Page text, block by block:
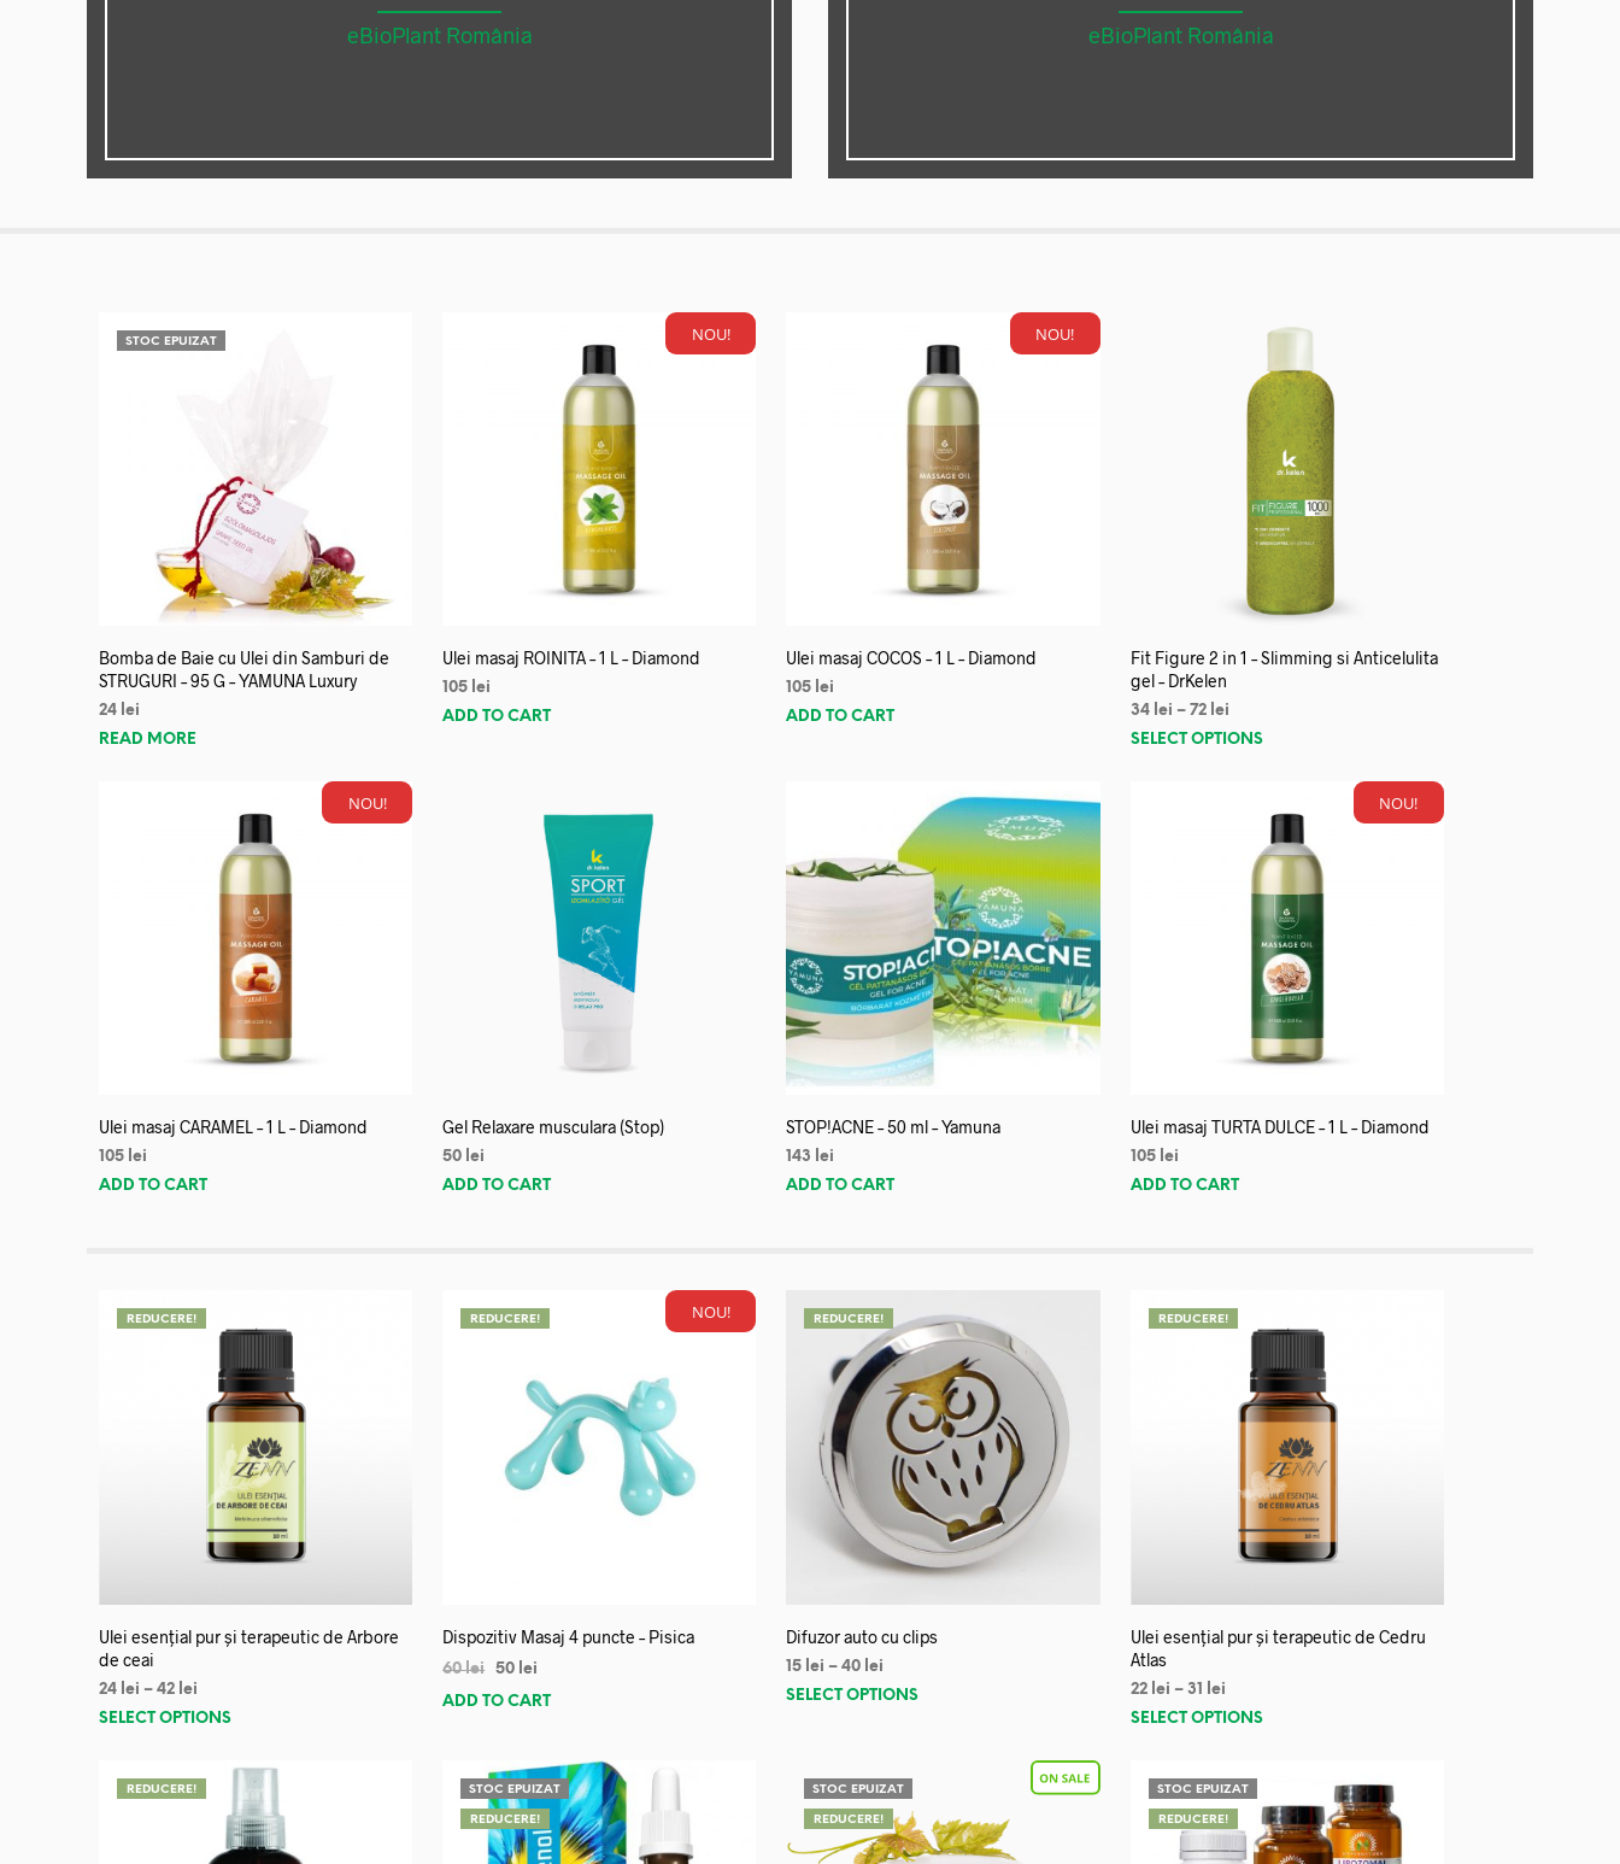
eBioPlant România eBioPlant România
STOC EPUIZAT
Bomba de Baie cu Ulei din Samburi de
STRUGURI – 95 G – YAMUNA Luxury
24 lei
READ MORE
NOU!
Ulei masaj ROINITA – 1 L – Diamond
105 lei
ADD TO CART
NOU!
Ulei masaj COCOS – 1 L – Diamond
105 lei
ADD TO CART
Fit Figure 2 in 1 – Slimming si Anticelulita
gel – DrKelen
34 lei – 72 lei
SELECT OPTIONS
NOU!
Ulei masaj CARAMEL – 1 L – Diamond
105 lei
ADD TO CART
Gel Relaxare musculara (Stop)
50 lei
ADD TO CART
STOP!ACNE – 50 ml – Yamuna
143
lei
ADD TO CART
NOU!
Ulei masaj TURTA DULCE – 1 L – Diamond
105 lei
ADD TO CART
REDUCERE!
Ulei esențial pur și terapeutic de Arbore
de ceai
24 lei – 42 lei
SELECT OPTIONS
NOU!
REDUCERE!
Dispozitiv Masaj 4 puncte – Pisica
60lei 50 lei
ADD TO CART
REDUCERE!
Difuzor auto cu clips
15 lei –40 lei
SELECT OPTIONS
REDUCERE!
Ulei esențial pur și terapeutic de Cedru
Atlas
22 lei – 31
lei
SELECT OPTIONS
REDUCERE! STOC EPUIZAT
REDUCERE!
STOC EPUIZAT
REDUCERE!
STOC EPUIZAT
REDUCERE!